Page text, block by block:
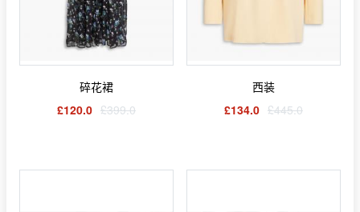
碎花裙
£120.0 £399.0
西装
£134.0 £445.0